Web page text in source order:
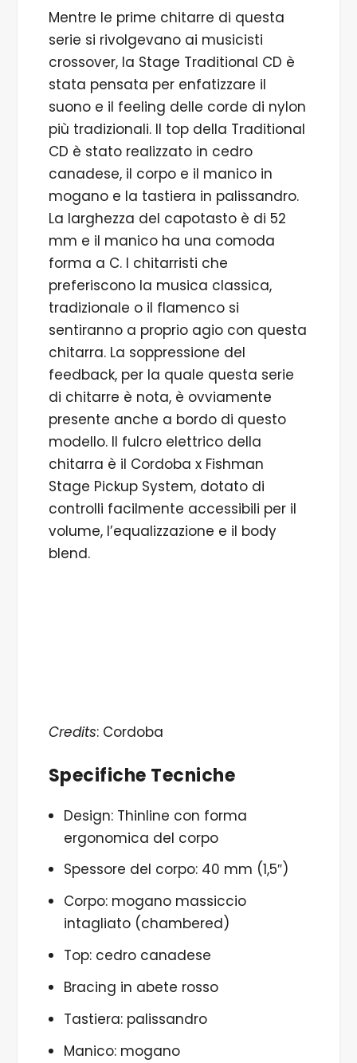
Mentre le prime chitarre di questa
serie si rivolgevano ai musicisti
crossover, la Stage Traditional CD è
stata pensata per enfatizzare il
suono e il feeling delle corde di nylon
più tradizionali. Il top della Traditional
CD è stato realizzato in cedro
canadese, il corpo e il manico in
mogano e la tastiera in palissandro.
La larghezza del capotasto è di 52
mm e il manico ha una comoda
forma a C. I chitarristi che
preferiscono la musica classica,
tradizionale o il flamenco si
sentiranno a proprio agio con questa
chitarra. La soppressione del
feedback, per la quale questa serie
di chitarre è nota, è ovviamente
presente anche a bordo di questo
modello. Il fulcro elettrico della
chitarra è il Cordoba x Fishman
Stage Pickup System, dotato di
controlli facilmente accessibili per il
volume, l’equalizzazione e il body
blend.
Credits: Cordoba
Specifiche Tecniche
Design: Thinline con forma
ergonomica del corpo
Spessore del corpo: 40 mm (1,5″)
Corpo: mogano massiccio
intagliato (chambered)
Top: cedro canadese
Bracing in abete rosso
Tastiera: palissandro
Manico: mogano